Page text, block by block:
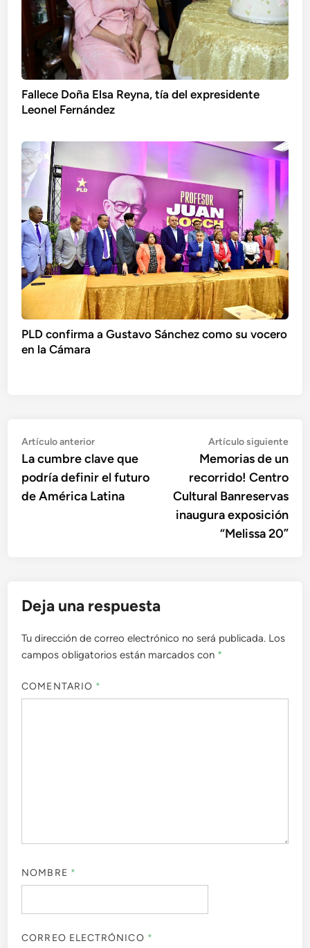
Fallece Doña Elsa Reyna, tía del expresidente
Leonel Fernández
PLD confirma a Gustavo Sánchez como su vocero
en la Cámara
Navegación
de
entradas
Artículo anteriorArtículo
anterior:
La cumbre clave que
podría definir el futuro
de América Latina
Artículo siguiente
Memorias de un
recorrido! Centro
Cultural Banreservas
inaugura exposición
“Melissa 20”
Deja una respuesta
Tu dirección de correo electrónico no será publicada. Los
campos obligatorios están marcados con *
COMENTARIO *
NOMBRE *
CORREO ELECTRÓNICO *